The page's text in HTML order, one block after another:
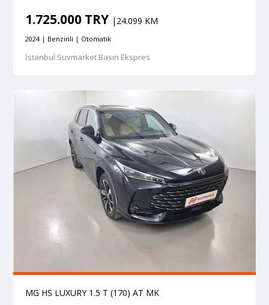
1.725.000 TRY |24.099 KM
2024 | Benzinli | Otomatik
İstanbul Suvmarket Basın Ekspres
MG HS LUXURY 1.5 T (170) AT MK